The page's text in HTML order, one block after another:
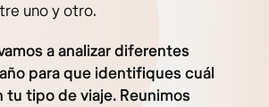
uno y otro.
a analizar diferentes
para que identifiques cuál
tu tipo de viaje. Reunimos